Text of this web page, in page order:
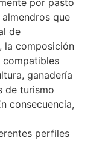
por pasto
que
de
la composición
compatibles
ganadería
de turismo
consecuencia,
perfiles